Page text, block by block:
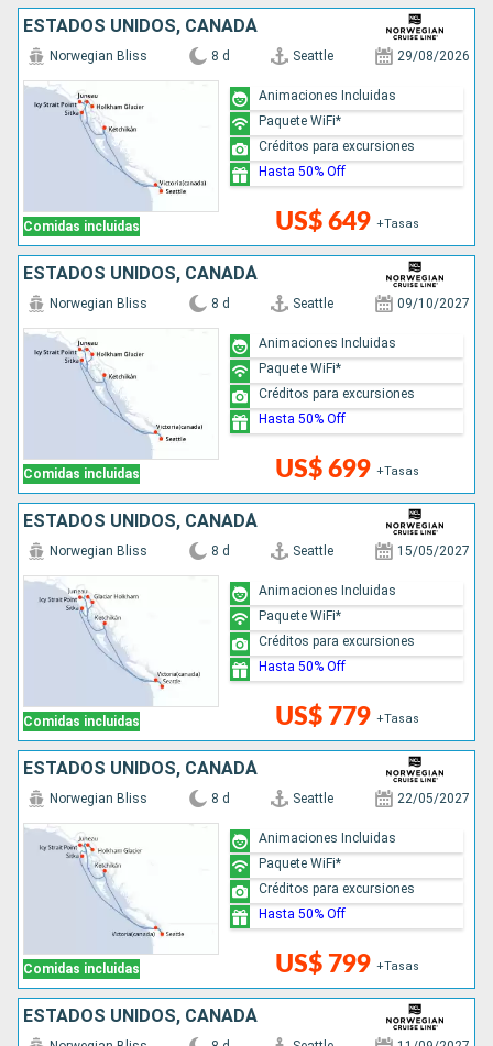
ESTADOS UNIDOS, CANADÁ
Comidas incluidas
Norwegian Bliss 8 d Seattle 29/08/2026
US$ 649 +Tasas
Animaciones Incluidas
Paquete WiFi*
Créditos para excursiones
Hasta 50% Off
ESTADOS UNIDOS, CANADÁ
Comidas incluidas
Norwegian Bliss 8 d Seattle 09/10/2027
US$ 699 +Tasas
Animaciones Incluidas
Paquete WiFi*
Créditos para excursiones
Hasta 50% Off
ESTADOS UNIDOS, CANADÁ
Comidas incluidas
Norwegian Bliss 8 d Seattle 15/05/2027
US$ 779 +Tasas
Animaciones Incluidas
Paquete WiFi*
Créditos para excursiones
Hasta 50% Off
ESTADOS UNIDOS, CANADÁ
Comidas incluidas
Norwegian Bliss 8 d Seattle 22/05/2027
US$ 799 +Tasas
Animaciones Incluidas
Paquete WiFi*
Créditos para excursiones
Hasta 50% Off
ESTADOS UNIDOS, CANADÁ